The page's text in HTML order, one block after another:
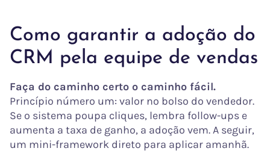
Como garantir a adoção do
CRM pela equipe de vendas
Faça do caminho certo o caminho fácil.
Princípio número um: valor no bolso do vendedor.
Se o sistema poupa cliques, lembra follow-ups e
aumenta a taxa de ganho, a adoção vem. A seguir,
um mini-framework direto para aplicar amanhã.